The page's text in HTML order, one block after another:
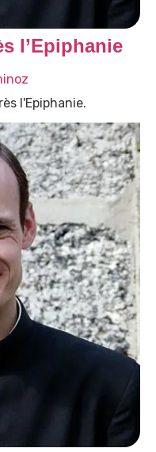
l’Epiphanie
l'Epiphanie.